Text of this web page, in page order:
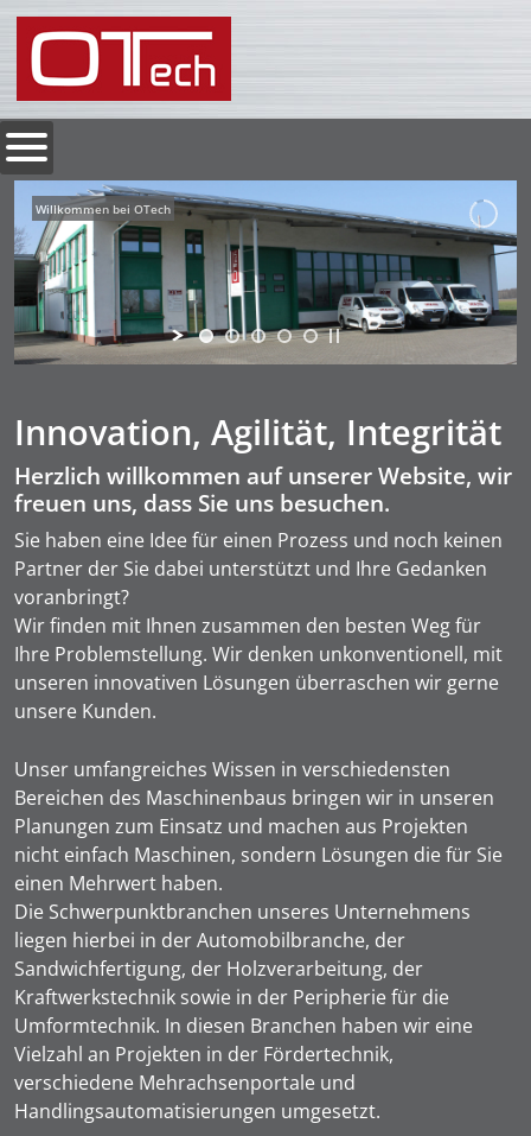
Willkommen bei OTech
Innovation, Agilität, Integrität
Herzlich willkommen auf unserer Website, wir
freuen uns, dass Sie uns besuchen.
Sie haben eine Idee für einen Prozess und noch keinen
Partner der Sie dabei unterstützt und Ihre Gedanken
voranbringt?
Wir finden mit Ihnen zusammen den besten Weg für
Ihre Problemstellung. Wir denken unkonventionell, mit
unseren innovativen Lösungen überraschen wir gerne
unsere Kunden.
Unser umfangreiches Wissen in verschiedensten
Bereichen des Maschinenbaus bringen wir in unseren
Planungen zum Einsatz und machen aus Projekten
nicht einfach Maschinen, sondern Lösungen die für Sie
einen Mehrwert haben.
Die Schwerpunktbranchen unseres Unternehmens
liegen hierbei in der Automobilbranche, der
Sandwichfertigung, der Holzverarbeitung, der
Kraftwerkstechnik sowie in der Peripherie für die
Umformtechnik. In diesen Branchen haben wir eine
Vielzahl an Projekten in der Fördertechnik,
verschiedene Mehrachsenportale und
Handlingsautomatisierungen umgesetzt.